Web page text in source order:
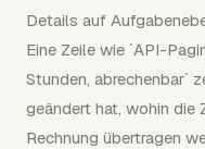
Details auf
Eine Zeile wie `API-
Stunden, abrechenbar`
geändert hat, wohin die
Rechnung übertragen